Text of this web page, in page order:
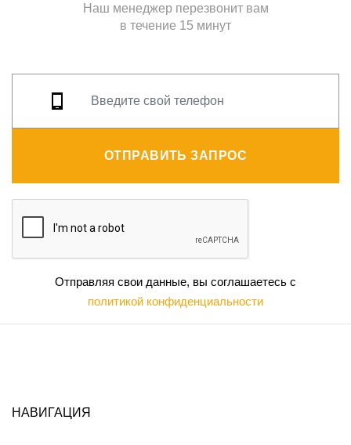
Наш менеджер перезвонит вам
в течение 15 минут
ОТПРАВИТЬ ЗАПРОС
Отправляя свои данные, вы соглашаетесь с
политикой конфиденциальности
НАВИГАЦИЯ